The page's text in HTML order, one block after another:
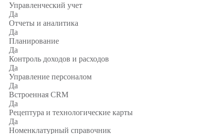
Управленческий учет
Да
Отчеты и аналитика
Да
Планирование
Да
Контроль доходов и расходов
Да
Управление персоналом
Да
Встроенная CRM
Да
Рецептура и технологические карты
Да
Номенклатурный справочник